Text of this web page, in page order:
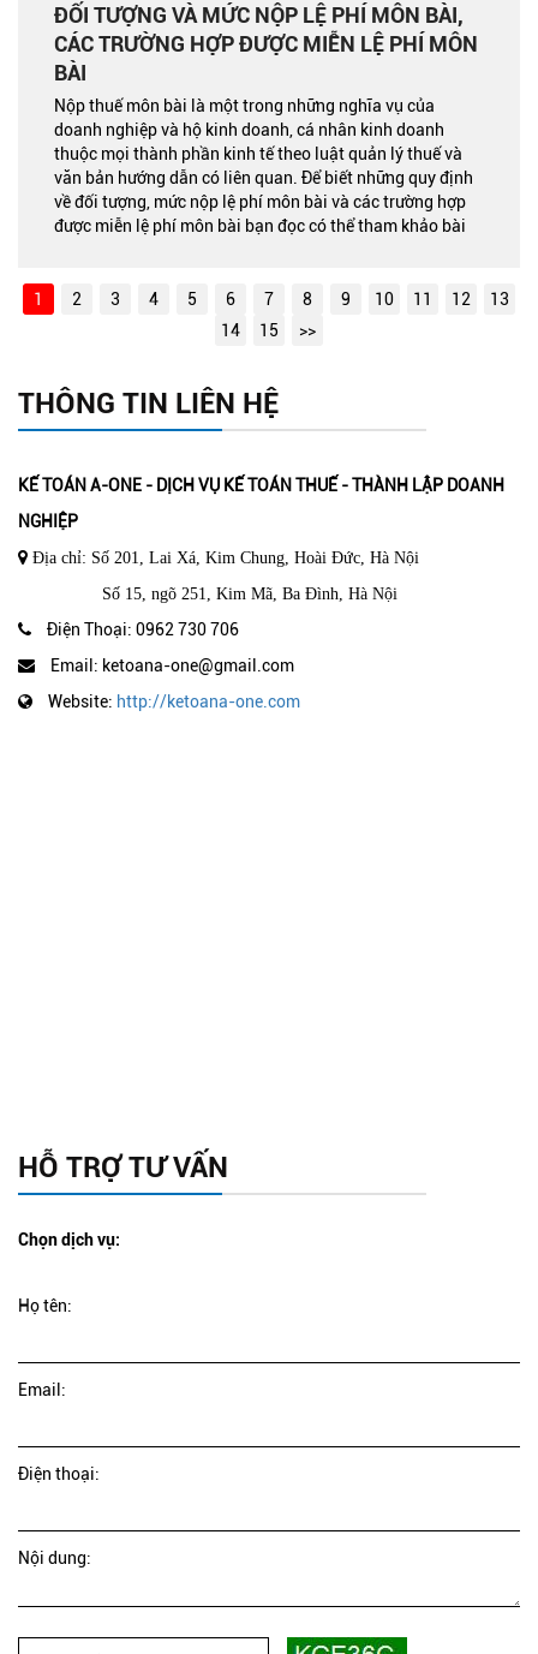
ĐỐI TƯỢNG VÀ MỨC NỘP LỆ PHÍ MÔN BÀI,
CÁC TRƯỜNG HỢP ĐƯỢC MIỄN LỆ PHÍ MÔN
BÀI
Nộp thuế môn bài là một trong những nghĩa vụ của
doanh nghiệp và hộ kinh doanh, cá nhân kinh doanh
thuộc mọi thành phần kinh tế theo luật quản lý thuế và
văn bản hướng dẫn có liên quan. Để biết những quy định
về đối tượng, mức nộp lệ phí môn bài và các trường hợp
được miễn lệ phí môn bài bạn đọc có thể tham khảo bài
1 2 3 4 5 6 7 8 9 10 11 12
13
14
15 >>
THÔNG TIN LIÊN HỆ
KẾ TOÁN A-ONE - DỊCH VỤ KẾ TOÁN THUẾ - THÀNH LẬP DOANH
NGHIỆP
Địa chỉ: Số 201, Lai Xá, Kim Chung, Hoài Đức, Hà Nội
Số 15, ngõ 251, Kim Mã, Ba Đình, Hà Nội
Điện Thoại: 0962 730 706
Email: ketoana-one@gmail.com
Website: http://ketoana-one.com
HỖ TRỢ TƯ VẤN
Chọn dịch vụ:
Họ tên:
Email:
Điện thoại:
Nội dung: